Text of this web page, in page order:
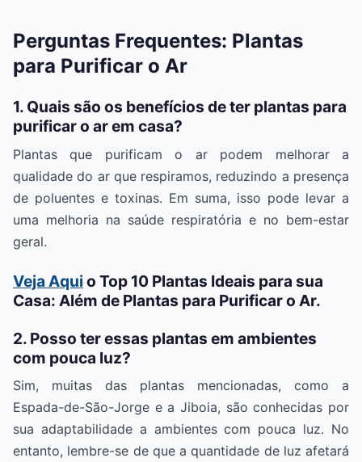
Perguntas Frequentes: Plantas
para Purificar o Ar
1. Quais são os benefícios de ter plantas para
purificar o ar em casa?
Plantas que purificam o ar podem melhorar a
qualidade do ar que respiramos, reduzindo a presença
de poluentes e toxinas. Em suma, isso pode levar a
uma melhoria na saúde respiratória e no bem-estar
geral.
Veja Aqui o Top 10 Plantas Ideais para sua
Casa: Além de Plantas para Purificar o Ar.
2. Posso ter essas plantas em ambientes
com pouca luz?
Sim, muitas das plantas mencionadas, como a
Espada-de-São-Jorge e a Jiboia, são conhecidas por
sua adaptabilidade a ambientes com pouca luz. No
entanto, lembre-se de que a quantidade de luz afetará